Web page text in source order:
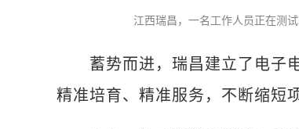
江西瑞昌，一名工作人员正在测
蓄势而进，瑞昌建立了电子电
精准培育、精准服务，不断缩短